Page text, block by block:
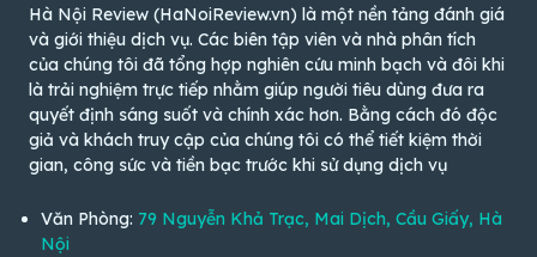
Hà Nội Review (HaNoiReview.vn) là một nền tảng đánh giá
và giới thiệu dịch vụ. Các biên tập viên và nhà phân tích
của chúng tôi đã tổng hợp nghiên cứu minh bạch và đôi khi
là trải nghiệm trực tiếp nhằm giúp người tiêu dùng đưa ra
quyết định sáng suốt và chính xác hơn. Bằng cách đó độc
giả và khách truy cập của chúng tôi có thể tiết kiệm thời
gian, công sức và tiền bạc trước khi sử dụng dịch vụ
Văn Phòng: 79 Nguyễn Khả Trạc, Mai Dịch, Cầu Giấy, Hà
Nội